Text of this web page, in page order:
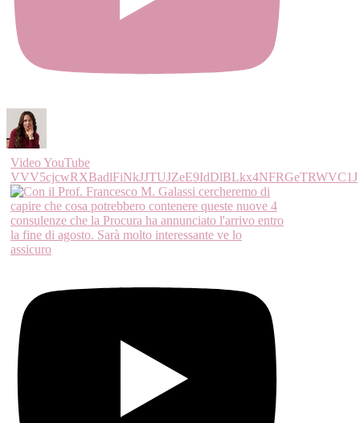
Video YouTube
VVV5cjcwRXBadlFiNkJJTUJZeE9IdDlBLkx4NFRGeTRWVC1J